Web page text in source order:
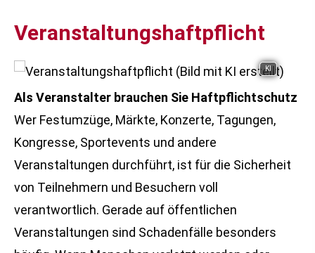
Veranstaltungshaftpflicht
KI
Als Veranstalter brauchen Sie Haft­pflichtschutz
Wer Festumzüge, Märkte, Konzerte, Tagungen,
Kongresse, Sportevents und andere
Veranstaltungen durchführt, ist für die Sicherheit
von Teilnehmern und Besuchern voll
verantwortlich. Gerade auf öffentlichen
Veranstaltungen sind Schadenfälle besonders